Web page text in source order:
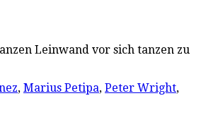
Leinwand vor sich tanzen zu
, Marius Petipa, Peter Wright,